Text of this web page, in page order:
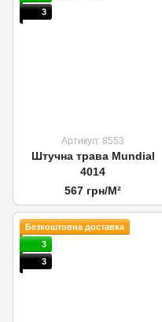
3
Артикул: 8553
Штучна трава Mundial
4014
567 грн/М²
Безкоштовна доставка
3
3